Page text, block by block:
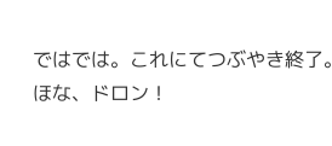
ではでは。これにてつぶやき終了。
ほな、ドロン！